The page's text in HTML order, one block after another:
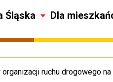
Śląska Dla
ruchu drogowego na